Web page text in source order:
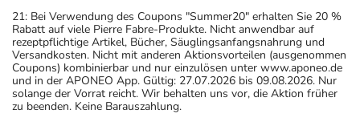
21: Bei Verwendung des Coupons "Summer20" erhalten Sie 20 %
Rabatt auf viele Pierre Fabre-Produkte. Nicht anwendbar auf
rezeptpflichtige Artikel, Bücher, Säuglingsanfangsnahrung und
Versandkosten. Nicht mit anderen Aktionsvorteilen (ausgenommen
Coupons) kombinierbar und nur einzulösen unter www.aponeo.de
und in der APONEO App. Gültig: 27.07.2026 bis 09.08.2026. Nur
solange der Vorrat reicht. Wir behalten uns vor, die Aktion früher
zu beenden. Keine Barauszahlung.